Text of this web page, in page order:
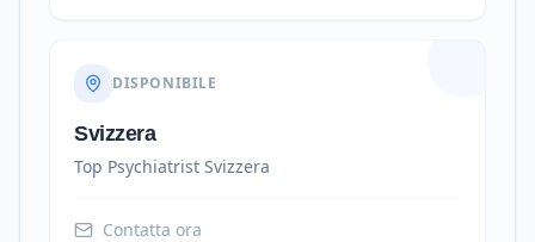
DISPONIBILE
Svizzera
Top Psychiatrist Svizzera
Contatta ora